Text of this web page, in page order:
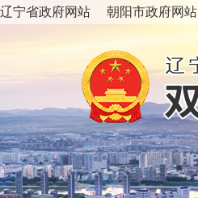
辽宁省政府网站 朝阳市政府网站